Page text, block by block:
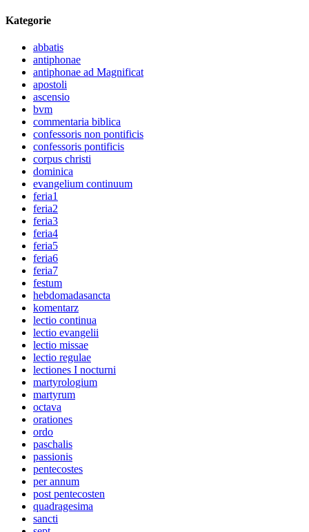
Kategorie
abbatis
antiphonae
antiphonae ad Magnificat
apostoli
ascensio
bvm
commentaria biblica
confessoris non pontificis
confessoris pontificis
corpus christi
dominica
evangelium continuum
feria1
feria2
feria3
feria4
feria5
feria6
feria7
festum
hebdomadasancta
komentarz
lectio continua
lectio evangelii
lectio missae
lectio regulae
lectiones I nocturni
martyrologium
martyrum
octava
orationes
ordo
paschalis
passionis
pentecostes
per annum
post pentecosten
quadragesima
sancti